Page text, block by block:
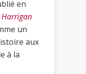
en
Harrigan
un
aux
à la